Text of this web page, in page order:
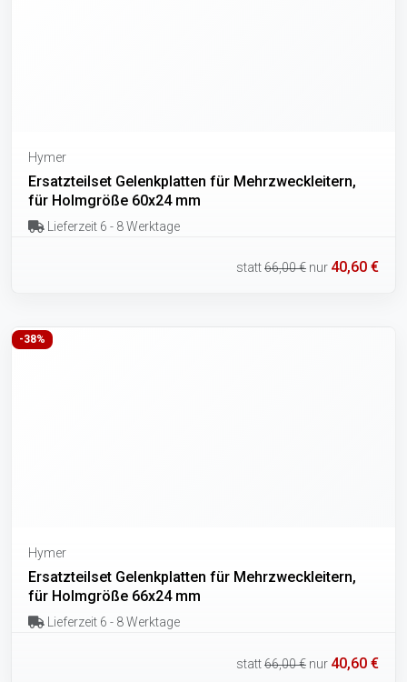
Hymer
Ersatzteilset Gelenkplatten für Mehrzweckleitern,
für Holmgröße 60x24 mm
Lieferzeit 6 - 8 Werktage
statt66,00 € nur 40,60 €
-38%
Hymer
Ersatzteilset Gelenkplatten für Mehrzweckleitern,
für Holmgröße 66x24 mm
Lieferzeit 6 - 8 Werktage
statt66,00 € nur 40,60 €